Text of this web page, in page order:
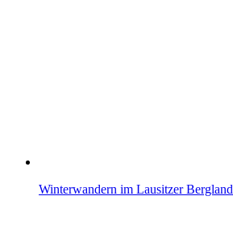
Winterwandern im Lausitzer